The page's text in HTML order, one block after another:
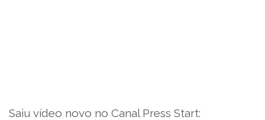
Saiu vídeo novo no Canal Press Start: